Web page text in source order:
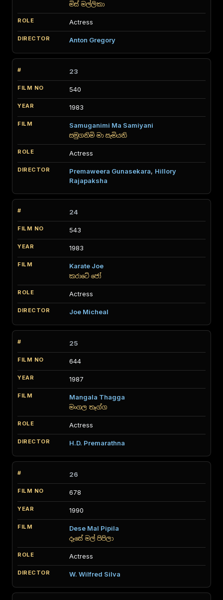
මිස් මල්ලිකා
Actress
Anton Gregory
23
540
1983
Samuganimi Ma Samiyani
සමුගනිමි මා සැමියනි
Actress
Premaweera Gunasekara, Hillory
Rajapaksha
24
543
1983
Karate Joe
කරාටේ ජෝ
Actress
Joe Micheal
25
644
1987
Mangala Thagga
මංගල තෑග්ග
Actress
H.D. Premarathna
26
678
1990
Dese Mal Pipila
දෑසේ මල් පිපිලා
Actress
W. Wilfred Silva